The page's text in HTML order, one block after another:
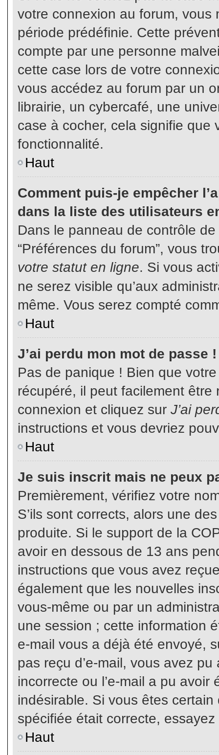
votre connexion au forum,
période prédéfinie. Cette
compte par une personne
cette case lors de votre
vous accédez au forum par un
librairie, un cybercafé, une
case à cocher, cela signifie que
fonctionnalité.
Haut
Comment puis-je empêcher
dans la liste des utilisateurs
Dans le panneau de contrôle
“Préférences du forum”, vous
votre statut en ligne. Si vous
ne serez visible qu’aux
même. Vous serez compté
Haut
J’ai perdu mon mot de passe !
Pas de panique ! Bien que
récupéré, il peut facilement
connexion et cliquez sur J’ai
instructions et vous devriez
Haut
Je suis inscrit mais ne peux
Premièrement, vérifiez votre
S’ils sont corrects, alors une
produite. Si le support de la
avoir en dessous de 13 ans
instructions que vous avez
également que les nouvelles
vous-même ou par un
une session ; cette information
e-mail vous a déjà été envoyé,
pas reçu d’e-mail, vous avez
incorrecte ou l’e-mail a pu
indésirable. Si vous êtes
spécifiée était correcte,
Haut